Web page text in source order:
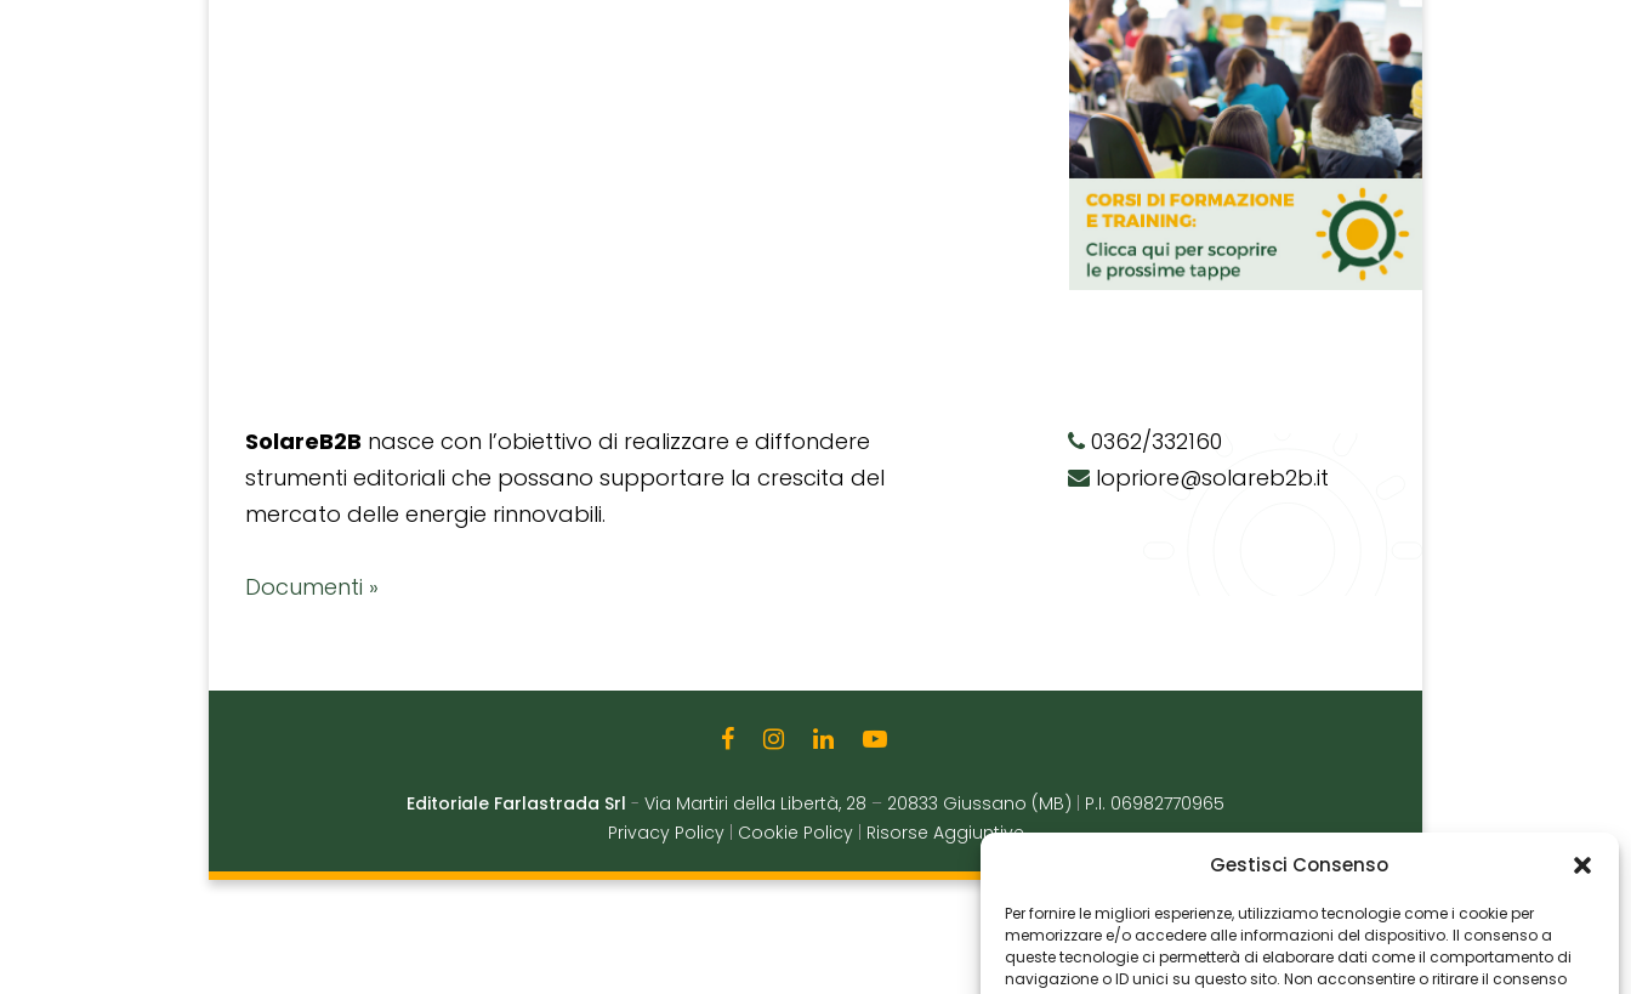
Gestisci Consenso
Per fornire le migliori esperienze, utilizziamo tecnologie come i cookie per
memorizzare e/o accedere alle informazioni del dispositivo. Il consenso a
queste tecnologie ci permetterà di elaborare dati come il comportamento di
navigazione o ID unici su questo sito. Non acconsentire o ritirare il consenso
SolareB2B nasce con l’obiettivo di realizzare e diffondere
strumenti editoriali che possano supportare la crescita del
mercato delle energie rinnovabili.
Documenti »
0362/332160
lopriore@solareb2b.it
Editoriale Farlastrada Srl - Via Martiri della Libertà, 28 – 20833 Giussano (MB)
P.I. 06982770965
Privacy Policy
Cookie Policy Risorse Aggiuntive